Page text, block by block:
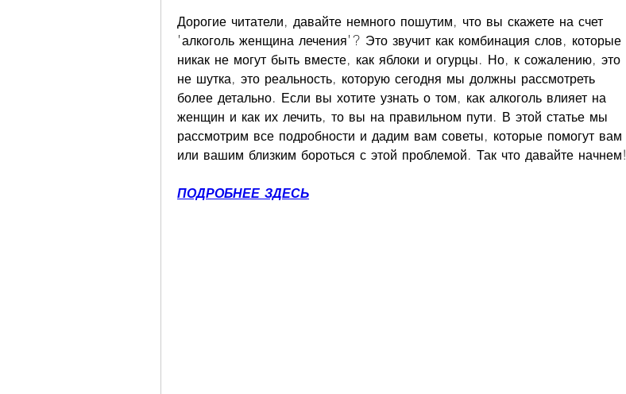
Дорогие читатели, давайте немного пошутим, что вы скажете на счет
'алкоголь женщина лечения'? Это звучит как комбинация слов, которые
никак не могут быть вместе, как яблоки и огурцы. Но, к сожалению, это
не шутка, это реальность, которую сегодня мы должны рассмотреть
более детально. Если вы хотите узнать о том, как алкоголь влияет на
женщин и как их лечить, то вы на правильном пути. В этой статье мы
рассмотрим все подробности и дадим вам советы, которые помогут вам
или вашим близким бороться с этой проблемой. Так что давайте начнем!
ПОДРОБНЕЕ ЗДЕСЬ